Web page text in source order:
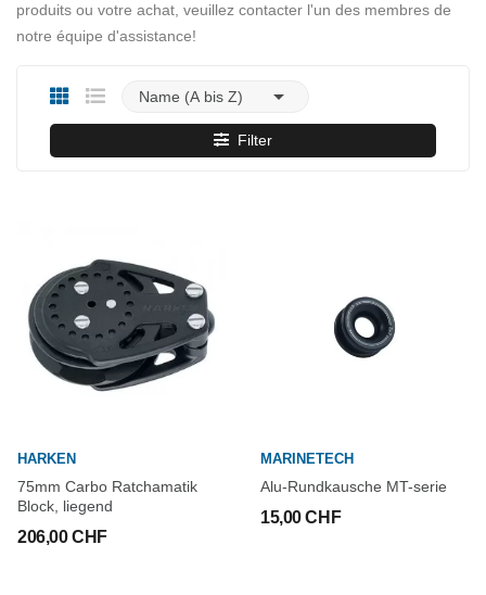
produits ou votre achat, veuillez contacter l'un des membres de
notre équipe d'assistance!
Name (A bis Z) 
Filter
HARKEN
75mm Carbo Ratchamatik
Block, liegend
206,00 CHF
MARINETECH
Alu-Rundkausche MT-serie
15,00 CHF